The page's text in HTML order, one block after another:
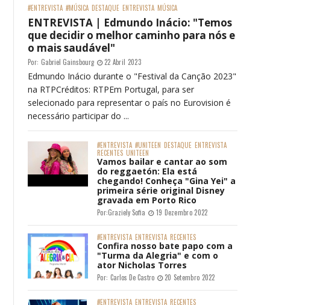
#ENTREVISTA #MÚSICA DESTAQUE ENTREVISTA MÚSICA
ENTREVISTA | Edmundo Inácio: "Temos
que decidir o melhor caminho para nós e
o mais saudável"
Por: Gabriel Gainsbourg 22 Abril 2023
Edmundo Inácio durante o "Festival da Canção 2023"
na RTPCréditos: RTPEm Portugal, para ser
selecionado para representar o país no Eurovision é
necessário participar do ...
#ENTREVISTA #UNITEEN DESTAQUE ENTREVISTA
RECENTES UNITEEN
Vamos bailar e cantar ao som
do reggaetón: Ela está
chegando! Conheça "Gina Yei" a
primeira série original Disney
gravada em Porto Rico
Por:Graziely Sofia 19 Dezembro 2022
#ENTREVISTA ENTREVISTA RECENTES
Confira nosso bate papo com a
"Turma da Alegria" e com o
ator Nicholas Torres
Por: Carlos De Castro 20 Setembro 2022
#ENTREVISTA ENTREVISTA RECENTES